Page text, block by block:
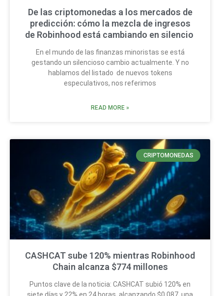
De las criptomonedas a los mercados de
predicción: cómo la mezcla de ingresos
de Robinhood está cambiando en silencio
En el mundo de las finanzas minoristas se está
gestando un silencioso cambio actualmente. Y no
hablamos del listado de nuevos tokens
especulativos, nos referimos
READ MORE »
CRIPTOMONEDAS
CASHCAT sube 120% mientras Robinhood
Chain alcanza $774 millones
Puntos clave de la noticia: CASHCAT subió 120% en
siete días y 22% en 24 horas, alcanzando $0.087, una